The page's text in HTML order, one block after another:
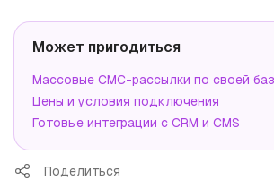
Может пригодиться
Массовые СМС-рассылки по своей
Цены и условия подключения
Готовые интеграции с CRM и CMS
Поделиться